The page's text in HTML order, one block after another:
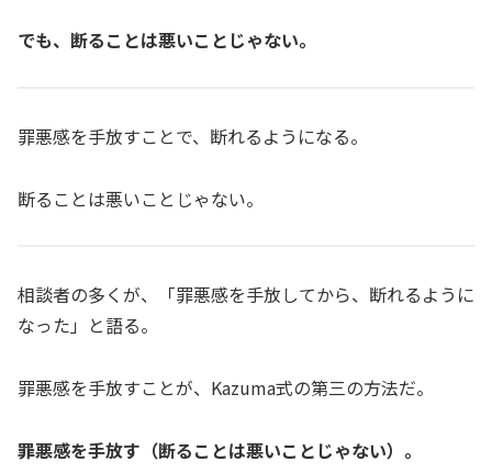
でも、断ることは悪いことじゃない。
罪悪感を手放すことで、断れるようになる。
断ることは悪いことじゃない。
相談者の多くが、「罪悪感を手放してから、断れるように
なった」と語る。
罪悪感を手放すことが、Kazuma式の第三の方法だ。
罪悪感を手放す（断ることは悪いことじゃない）。